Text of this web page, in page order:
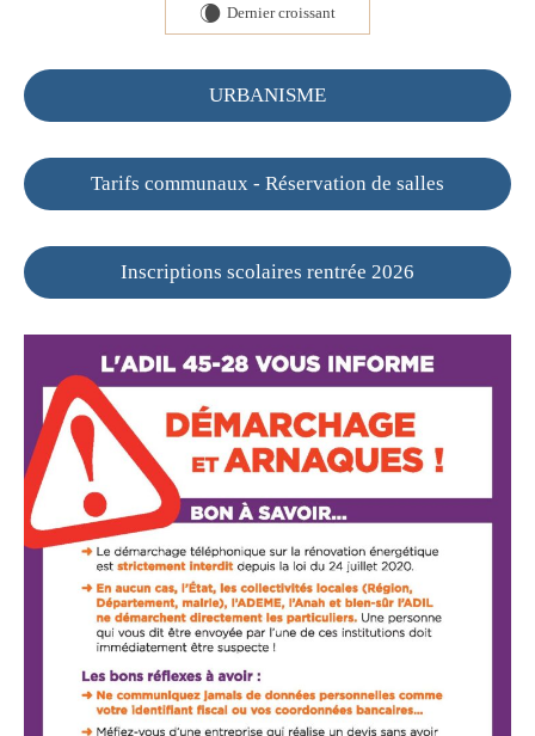
W Dernier croissant
URBANISME
Tarifs communaux - Réservation de salles
Inscriptions scolaires rentrée 2026